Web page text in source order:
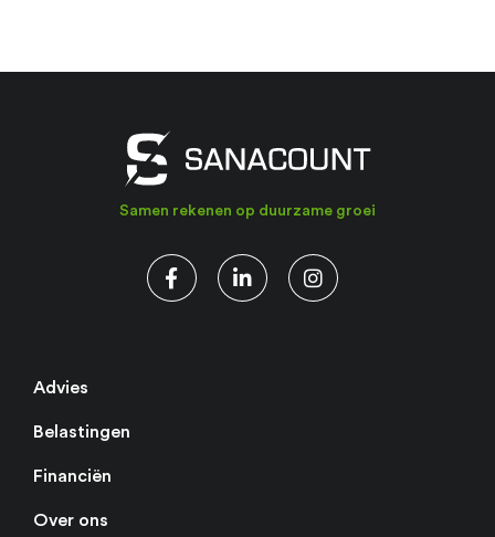
Samen rekenen op duurzame groei
Advies
Belastingen
Financiën
Over ons